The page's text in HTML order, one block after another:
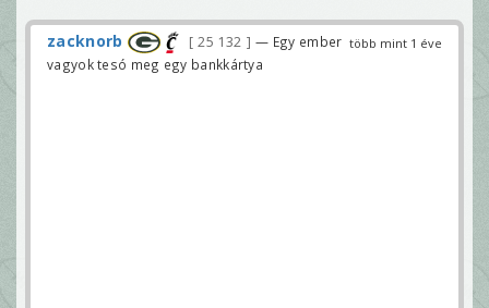
több mint 1 éve
zacknorb 25 132
— Egy ember
vagyok tesó meg egy bankkártya